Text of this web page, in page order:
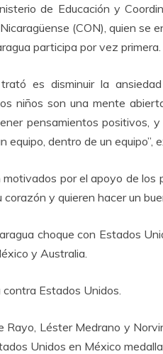
de Educación y
(CON), quien se
participa por vez primera.
es disminuir la
niños son una mente
pensamientos positivos,
equipo, dentro de un equipo”,
motivados por el apoyo de
y quieren hacer un
choque con Estados
y Australia.
Estados Unidos.
Rayo, Léster Medrano y
Unidos en México medalla